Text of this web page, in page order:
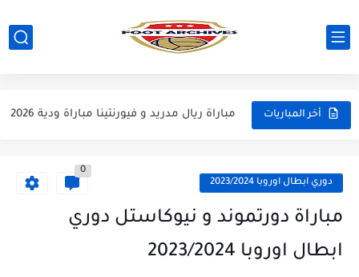
أخر المباريات
مباراة مانشستر يونايتد و اتلتيكو مدريد مباراة ودية 2026
مباراة ريال مدريد و فيورنتينا مباراة ودية 2026
مباراة برشلونة و بيرمنغهام مباراة ودية 2026
مباراة سيلتيك و ميلان مباراة ودية 2026
دوري ابطال اوروبا 2023/2024
0
مباراة دورتموند و نيوكاستل دوري
ابطال اوروبا 2023/2024